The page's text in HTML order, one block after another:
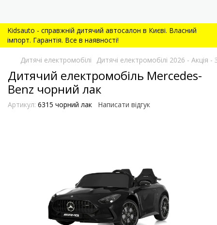
Kidsauto - справжній дитячий автосалон в Києві. Власний
імпорт. Гарантія. Все в наявності!
Дитячі електромобілі Дитячі електромобілі 2026 -
Дитячий електромобіль Mercedes-
Benz чорний лак
Артикул: 6315 чорний лак Написати відгук